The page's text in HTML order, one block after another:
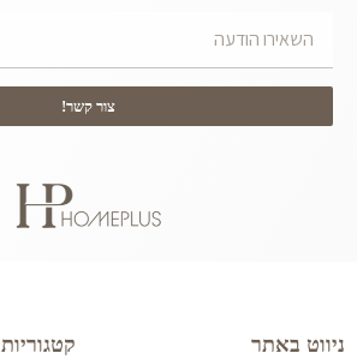
צור קשר!
ניווט באתר קטגוריות